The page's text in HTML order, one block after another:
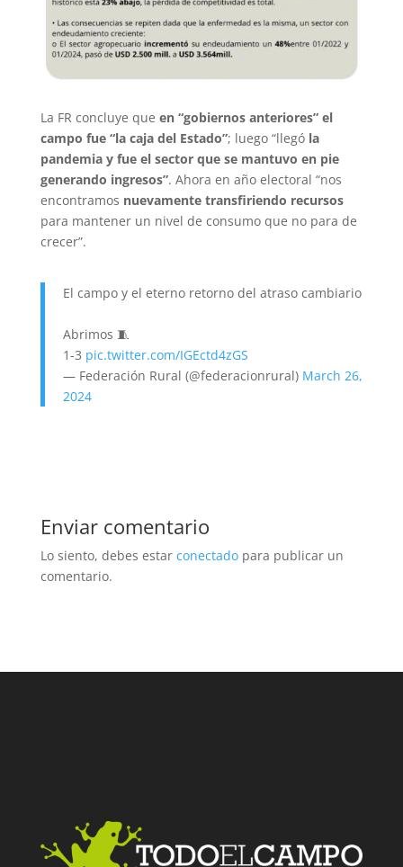
La FR concluye que en “gobiernos anteriores” el
campo fue “la caja del Estado”; luego “llegó la
pandemia y fue el sector que se mantuvo en pie
generando ingresos”. Ahora en año electoral “nos
encontramos nuevamente transfiriendo recursos
para mantener un nivel de consumo que no para de
crecer”.
El campo y el eterno retorno del atraso cambiario
Abrimos 🧵
1-3 pic.twitter.com/IGEctd4zGS
— Federación Rural (@federacionrural) March 26,
2024
Enviar comentario
Lo siento, debes estar conectadopara publicar un
comentario.
Facebook